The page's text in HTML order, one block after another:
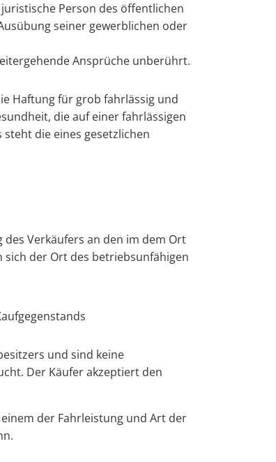
Person des öffentlichen
seiner gewerblichen oder
Ansprüche unberührt.
Haftung für grob fahrlässig und
die auf einer fahrlässigen
die eines gesetzlichen
Verkäufers an den im dem Ort
der Ort des betriebsunfähigen
und sind keine
Der Käufer akzeptiert den
der Fahrleistung und Art der